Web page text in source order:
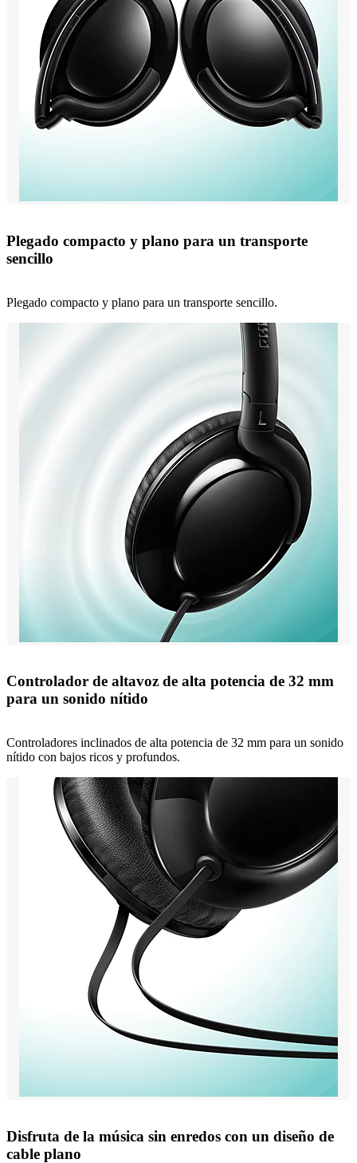
Plegado compacto y plano para un transporte
sencillo
Plegado compacto y plano para un transporte sencillo.
Controlador de altavoz de alta potencia de 32 mm
para un sonido nítido
Controladores inclinados de alta potencia de 32 mm para un sonido
nítido con bajos ricos y profundos.
Disfruta de la música sin enredos con un diseño de
cable plano